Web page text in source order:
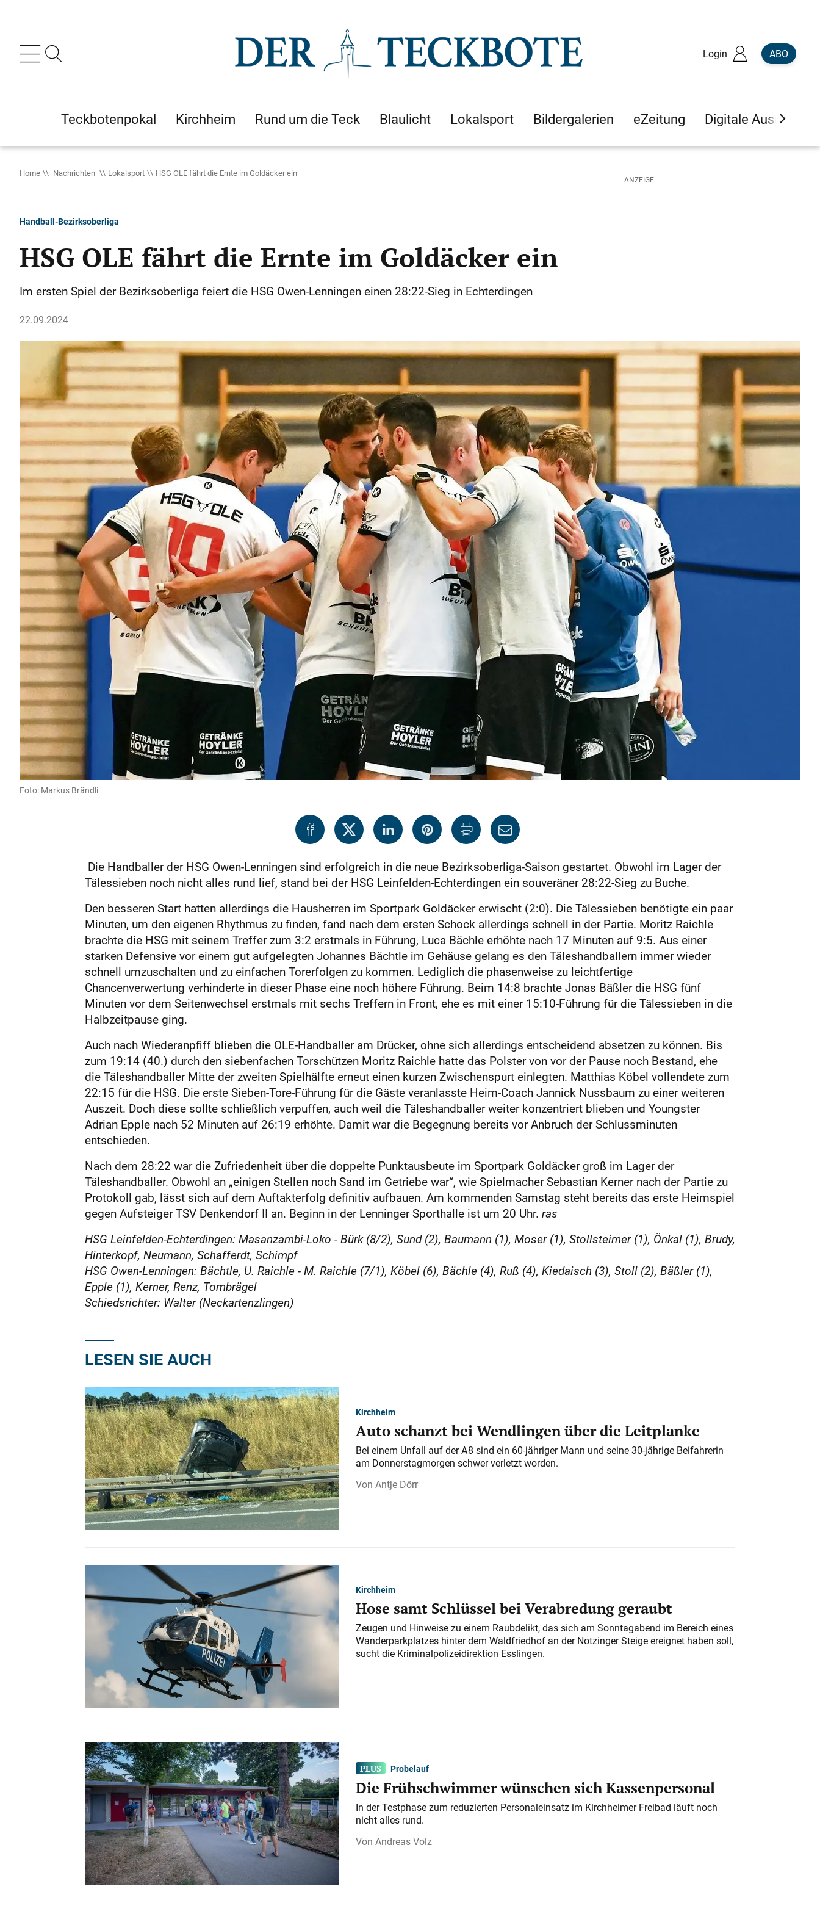
Login ABO
Teckbotenpokal Kirchheim Rund um die Teck Blaulicht Lokalsport Bildergalerien eZeitung Digitale Ausgaben
Home Nachrichten Lokalsport HSG OLE fährt die Ernte im Goldäcker ein
Handball-Bezirksoberliga
HSG OLE fährt die Ernte im Goldäcker ein
Im ersten Spiel der Bezirksoberliga feiert die HSG Owen-Lenningen einen 28:22-Sieg in Echterdingen
22.09.2024
Foto: Markus Brändli
Die Handballer der HSG Owen-Lenningen sind erfolgreich in die neue Bezirksoberliga-Saison gestartet. Obwohl im Lager der
Tälessieben noch nicht alles rund lief, stand bei der HSG Leinfelden-Echterdingen ein souveräner 28:22-Sieg zu Buche.
Den besseren Start hatten allerdings die Hausherren im Sportpark Goldäcker erwischt (2:0). Die Tälessieben benötigte ein paar
Minuten, um den eigenen Rhythmus zu finden, fand nach dem ersten Schock allerdings schnell in der Partie. Moritz Raichle
brachte die HSG mit seinem Treffer zum 3:2 erstmals in Führung, Luca Bächle erhöhte nach 17 Minuten auf 9:5. Aus einer
starken Defensive vor einem gut aufgelegten Johannes Bächtle im Gehäuse gelang es den Täleshandballern immer wieder
schnell umzuschalten und zu einfachen Torerfolgen zu kommen. Lediglich die phasenweise zu leichtfertige
Chancenverwertung verhinderte in dieser Phase eine noch höhere Führung. Beim 14:8 brachte Jonas Bäßler die HSG fünf
Minuten vor dem Seitenwechsel erstmals mit sechs Treffern in Front, ehe es mit einer 15:10-Führung für die Tälessieben in die
Halbzeitpause ging.
Auch nach Wiederanpfiff blieben die OLE-Handballer am Drücker, ohne sich allerdings entscheidend absetzen zu können. Bis
zum 19:14 (40.) durch den siebenfachen Torschützen Moritz Raichle hatte das Polster von vor der Pause noch Bestand, ehe
die Täleshandballer Mitte der zweiten Spielhälfte erneut einen kurzen Zwischenspurt einlegten. Matthias Köbel vollendete zum
22:15 für die HSG. Die erste Sieben-Tore-Führung für die Gäste veranlasste Heim-Coach Jannick Nussbaum zu einer weiteren
Auszeit. Doch diese sollte schließlich verpuffen, auch weil die Täleshandballer weiter konzentriert blieben und Youngster
Adrian Epple nach 52 Minuten auf 26:19 erhöhte. Damit war die Begegnung bereits vor Anbruch der Schlussminuten
entschieden.
Nach dem 28:22 war die Zufriedenheit über die doppelte Punkt­ausbeute im Sportpark Goldäcker groß im Lager der
Täleshandballer. Obwohl an „einigen Stellen noch Sand im Getriebe war“, wie Spielmacher Sebastian Kerner nach der Partie zu
Protokoll gab, lässt sich auf dem Auftakterfolg definitiv aufbauen. Am kommenden Samstag steht bereits das erste Heimspiel
gegen Aufsteiger TSV Denkendorf II an. Beginn in der Lenninger Sporthalle ist um 20 Uhr. ras
HSG Leinfelden-Echterdingen: Masanzambi-Loko - Bürk (8/2), Sund (2), Baumann (1), Moser (1), Stollsteimer (1), Önkal (1), Brudy,
Hinterkopf, Neumann, Schafferdt, Schimpf
HSG Owen-Lenningen: Bächtle, U. Raichle - M. Raichle (7/1), Köbel (6), Bächle (4), Ruß (4), Kiedaisch (3), Stoll (2), Bäßler (1),
Epple (1), Kerner, Renz, Tombrägel
Schiedsrichter: Walter (Neckartenzlingen)
LESEN SIE AUCH
Kirchheim
Auto schanzt bei Wendlingen über die Leitplanke
Bei einem Unfall auf der A 8 sind ein 60-jähriger Mann und seine 30-jährige Beifahrerin
am Donnerstagmorgen schwer verletzt worden.
Antje Dörr
Kirchheim
Hose samt Schlüssel bei Verabredung geraubt
Zeugen und Hinweise zu einem Raubdelikt, das sich am Sonntagabend im Bereich eines
Wanderparkplatzes hinter dem Waldfriedhof an der Notzinger Steige ereignet haben soll,
sucht die Kriminalpolizeidirektion Esslingen.
Probelauf
Die Frühschwimmer wünschen sich Kassenpersonal
In der Testphase zum reduzierten Personaleinsatz im Kirchheimer Freibad läuft noch
nicht alles rund.
Andreas Volz